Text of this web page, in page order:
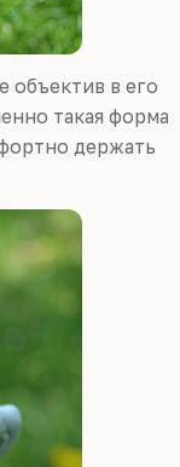
объектив в его
такая форма
держать